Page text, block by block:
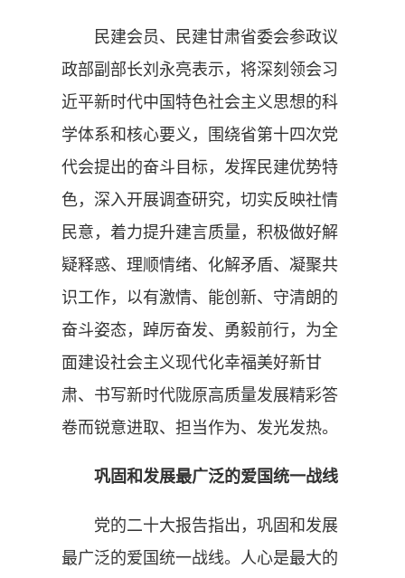
民建会员、民建甘肃省委会参政议
政部副部长刘永亮表示，将深刻领会习
近平新时代中国特色社会主义思想的科
学体系和核心要义，围绕省第十四次党
代会提出的奋斗目标，发挥民建优势特
色，深入开展调查研究，切实反映社情
民意，着力提升建言质量，积极做好解
疑释惑、理顺情绪、化解矛盾、凝聚共
识工作，以有激情、能创新、守清朗的
奋斗姿态，踔厉奋发、勇毅前行，为全
面建设社会主义现代化幸福美好新甘
肃、书写新时代陇原高质量发展精彩答
卷而锐意进取、担当作为、发光发热。
巩固和发展最广泛的爱国统一战线
党的二十大报告指出，巩固和发展
最广泛的爱国统一战线。人心是最大的